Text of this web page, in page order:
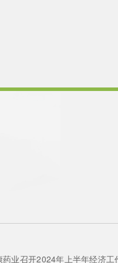
业召开2024年上半年经济工